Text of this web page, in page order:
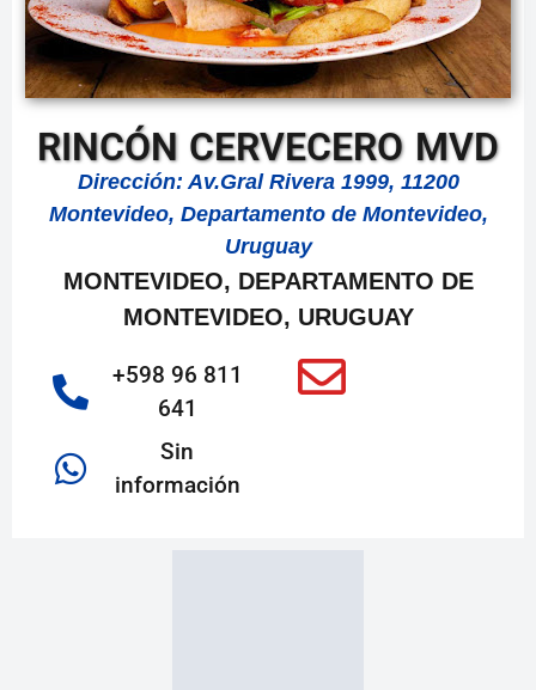
RINCÓN CERVECERO MVD
Dirección: Av.Gral Rivera 1999, 11200
Montevideo, Departamento de Montevideo,
Uruguay
MONTEVIDEO, DEPARTAMENTO DE
MONTEVIDEO, URUGUAY
+598 96 811
641
Sin
información